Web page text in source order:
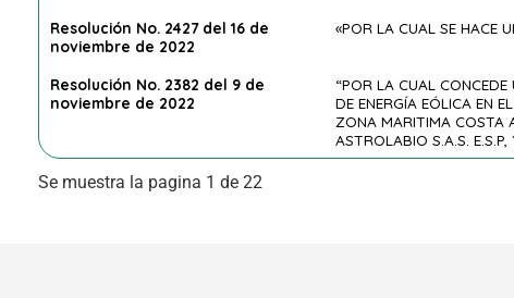
Resolución No. 2427 del 16 de
noviembre de 2022
«POR LA CUAL SE HACE
Resolución No. 2382 del 9 de
noviembre de 2022
“POR LA CUAL
DE ENERGÍA EÓLICA EN
ZONA MARITIMA COSTA
ASTROLABIO S.A.S.
Se muestra la pagina 1 de 22